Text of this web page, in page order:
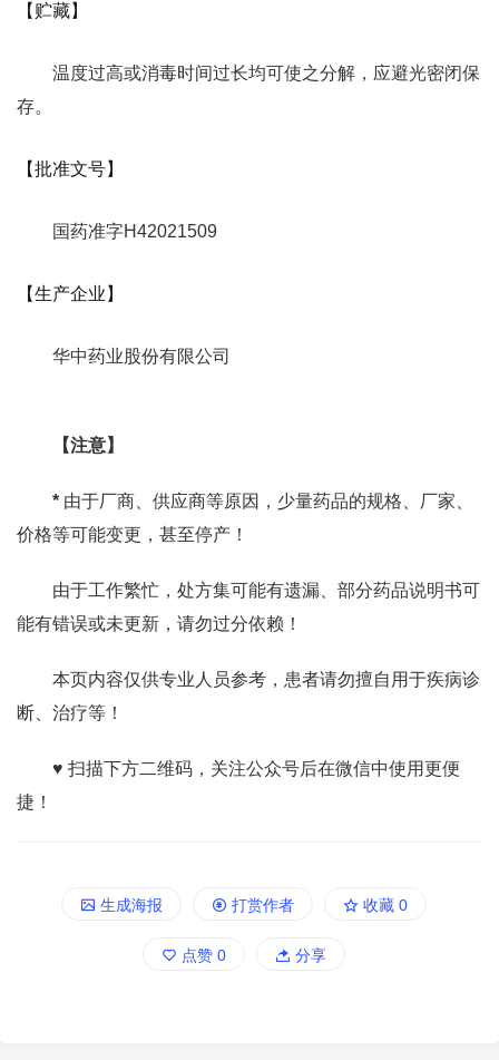
【贮藏】
温度过高或消毒时间过长均可使之分解，应避光密闭保
存。
【批准文号】
国药准字H42021509
【生产企业】
华中药业股份有限公司
【注意】
* 由于厂商、供应商等原因，少量药品的规格、厂家、
价格等可能变更，甚至停产！
由于工作繁忙，处方集可能有遗漏、部分药品说明书可
能有错误或未更新，请勿过分依赖！
本页内容仅供专业人员参考，患者请勿擅自用于疾病诊
断、治疗等！
♥ 扫描下方二维码，关注公众号后在微信中使用更便
捷！
生成海报 打赏作者 收藏 0
点赞 0 分享